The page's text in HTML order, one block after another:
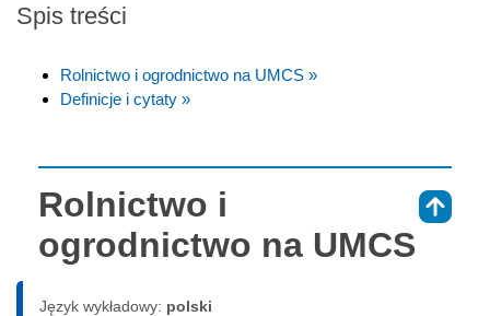
Spis treści
Rolnictwo i ogrodnictwo na UMCS »
Definicje i cytaty »
Rolnictwo i
ogrodnictwo na UMCS
Język wykładowy: polski